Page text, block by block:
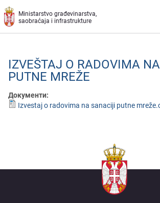
Preskoči na glavni deo sadržaja
Ministarstvo građevinarstva,
saobraćaja i infrastrukture
IZVЕŠTAJ O RADOVIMA
PUTNЕ MRЕŽЕ
Документи:
Izvestaj o radovima na sanaciji putne